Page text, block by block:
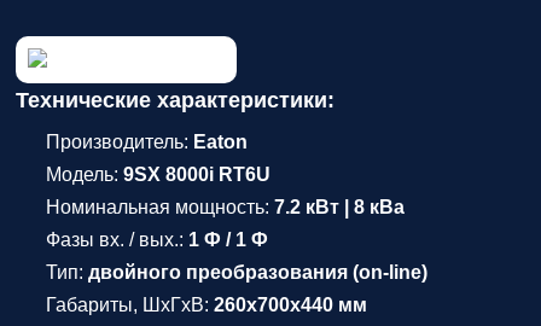
Технические характеристики:
Производитель: Eaton
Модель: 9SX 8000i RT6U
Номинальная мощность: 7.2 кВт | 8 кВа
Фазы вх. / вых.: 1 Ф / 1 Ф
Тип: двойного преобразования (on-line)
Габариты, ШхГхВ: 260x700x440 мм